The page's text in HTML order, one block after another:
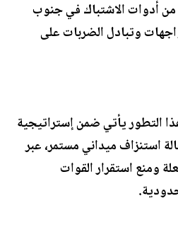
من أدوات الاشتباك في جنوب
وتبادل الضربات على
التطور يأتي ضمن إستراتيجية
استنزاف ميداني مستمر، عبر
ومنع استقرار القوات